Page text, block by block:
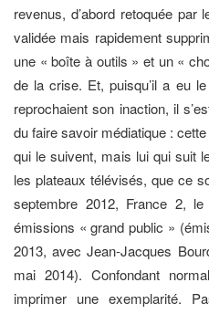
revenus, d’abord retoquée par
validée mais rapidement
une « boîte à outils » et un «
de la crise. Et, puisqu’il a eu
reprochaient son inaction, il
du faire savoir médiatique :
qui le suivent, mais lui qui suit
les plateaux télévisés, que ce
septembre 2012, France 2,
émissions « grand public »
2013, avec Jean-Jacques
mai 2014). Confondant
imprimer une exemplarité.